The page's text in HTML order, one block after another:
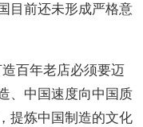
目前还未形成严格意
造百年老店必须要迈
、中国速度向中国质
提炼中国制造的文化